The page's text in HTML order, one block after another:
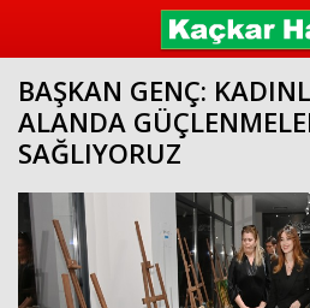
BAŞKAN GENÇ:
ALANDA
SAĞLIYORUZ